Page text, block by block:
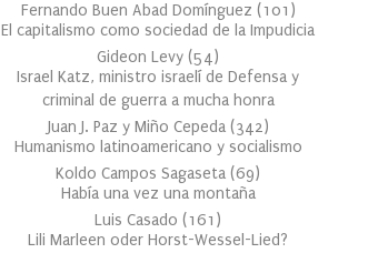
Fernando Buen Abad Domínguez (101 )
El capitalismo como sociedad de la Impudicia
Gideon Levy (54)
Israel Katz, ministro israelí de Defensa y
criminal de guerra a mucha honra
Juan J. Paz y Miño Cepeda (342)
Humanismo latinoamericano y socialismo
Koldo Campos Sagaseta (69)
Había una vez una montaña
Luis Casado (161 )
Lili Marleen oder Horst-Wessel-Lied?